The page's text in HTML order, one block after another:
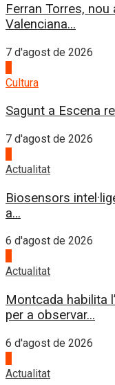
Ferran Torres,
Valenciana...
7 d'agost de 2026
Cultura
Sagunt a Escena
7 d'agost de 2026
Actualitat
Biosensors
a...
6 d'agost de 2026
Actualitat
Montcada habilita
per a observar...
6 d'agost de 2026
Actualitat